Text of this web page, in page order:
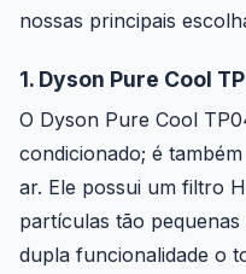
nossas principais
1. Dyson Pure Cool
O Dyson Pure Cool
condicionado; é
ar. Ele possui um filtro
partículas tão
dupla funcionalidade o